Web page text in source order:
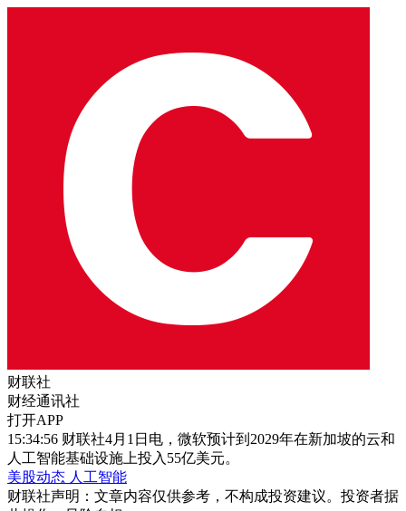
财联社
财经通讯社
打开APP
15:34:56 财联社4月1日电，微软预计到2029年在新加坡的云和
人工智能基础设施上投入55亿美元。
美股动态 人工智能
财联社声明：文章内容仅供参考，不构成投资建议。投资者据